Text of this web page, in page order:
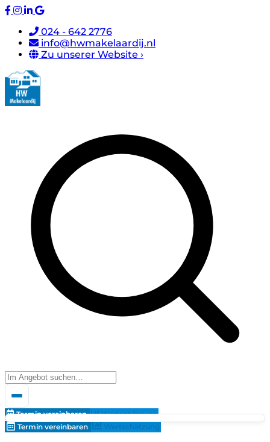
024 - 642 2776
info@hwmakelaardij.nl
Zu unserer Website ›
Termin vereinbaren
Wertschätzung
Termin vereinbaren
Wertschätzung